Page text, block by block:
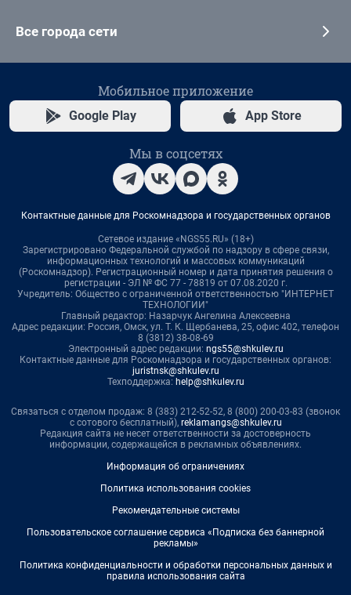
Все города сети
Мобильное приложение
Google Play App Store
Мы в соцсетях
Контактные данные для Роскомнадзора и государственных органов
Сетевое издание «NGS55.RU» (18+)
Зарегистрировано Федеральной службой по надзору в сфере связи,
информационных технологий и массовых коммуникаций
(Роскомнадзор). Регистрационный номер и дата принятия решения о
регистрации - ЭЛ № ФС 77 - 78819 от 07.08.2020 г.
Учредитель: Общество с ограниченной ответственностью "ИНТЕРНЕТ
ТЕХНОЛОГИИ"
Главный редактор: Назарчук Ангелина Алексеевна
Адрес редакции: Россия, Омск, ул. Т. К. Щербанева, 25, офис 402, телефон
8 (3812) 38-08-69
Электронный адрес редакции: ngs55@shkulev.ru
Контактные данные для Роскомнадзора и государственных органов:
juristnsk@shkulev.ru
Техподдержка: help@shkulev.ru
Связаться с отделом продаж: 8 (383) 212-52-52, 8 (800) 200-03-83 (звонок
с сотового бесплатный), reklamangs@shkulev.ru
Редакция сайта не несет ответственности за достоверность
информации, содержащейся в рекламных объявлениях.
Информация об ограничениях
Политика использования cookies
Рекомендательные системы
Пользовательское соглашение сервиса «Подписка без баннерной
рекламы»
Политика конфиденциальности и обработки персональных данных и
правила использования сайта